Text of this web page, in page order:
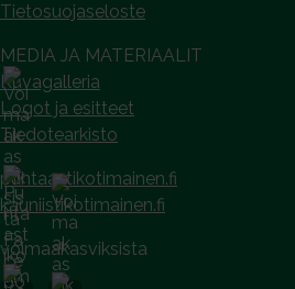
Tietosuojaseloste
MEDIA JA MATERIAALIT
Kuvagalleria
Logot ja esitteet
Tiedotearkisto
puhtaastikotimainen.fi
kauniistikotimainen.fi
voimaakasviksista